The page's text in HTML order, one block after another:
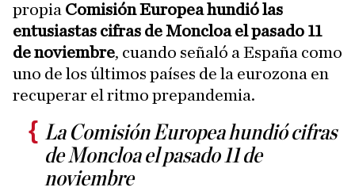
propia Comisión Europea hundió las
entusiastas cifras de Moncloa el pasado 11
de noviembre, cuando señaló a España como
uno de los últimos países de la eurozona en
recuperar el ritmo prepandemia.
La Comisión Europea hundió cifras
de Moncloa el pasado 11 de
noviembre